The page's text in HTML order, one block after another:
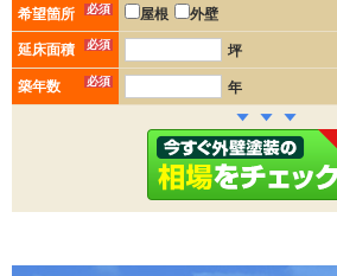
希望箇所 必須 屋根 外壁
延床面積 必須 坪
築年数 必須 年